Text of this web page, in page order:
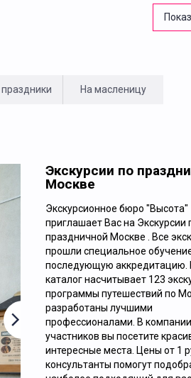
На масленицу
Ежедневно
ОБЗОРНАЯ
НАСТОЯЩЕЙ
Экскурсии по
Москве
Экскурсионное бюро "Высота"
приглашает Вас на Экскурсии
праздничной Москве . Все
прошли специальное
последующую аккредитацию.
каталог насчитывает 123
программы путешествий по
разработаны лучшими
профессионалами. В
участников вы посетите
интересные места. Цены от 1
консультанты помогут